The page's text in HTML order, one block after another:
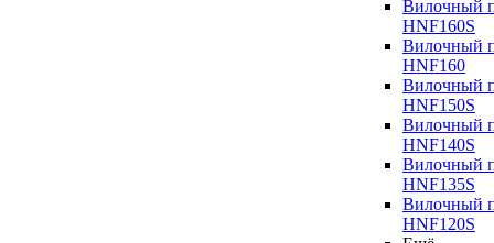
Вилочный
HNF160S
Вилочный
HNF160
Вилочный
HNF150S
Вилочный
HNF140S
Вилочный
HNF135S
Вилочный
HNF120S